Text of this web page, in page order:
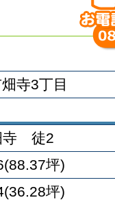
寺3丁目
徒2
坪)
坪)